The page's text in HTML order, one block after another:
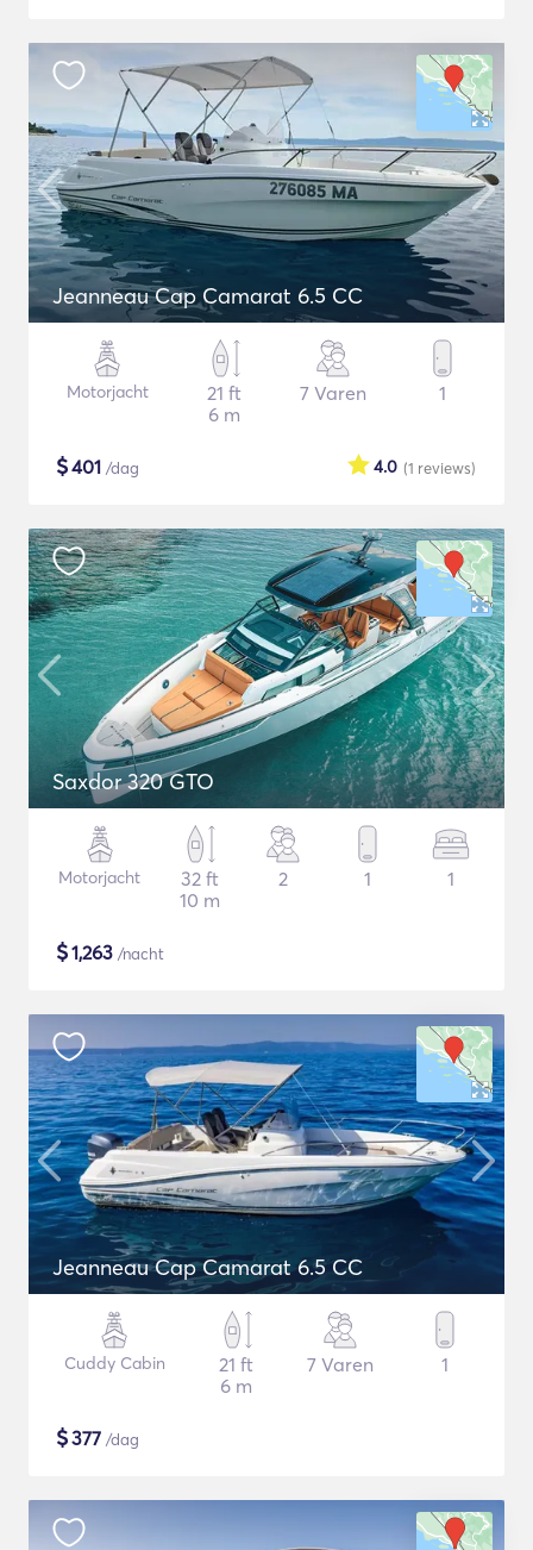
Jeanneau Cap Camarat 6.5 CC
Motorjacht
21 ft
6 m
7 Varen 1
$401 /dag (1 reviews)
4.0
Saxdor 320 GTO
Motorjacht
32 ft
10 m
2 1 1
$1,263 /nacht
Jeanneau Cap Camarat 6.5 CC
Cuddy Cabin
21 ft
6 m
7 Varen 1
$377 /dag